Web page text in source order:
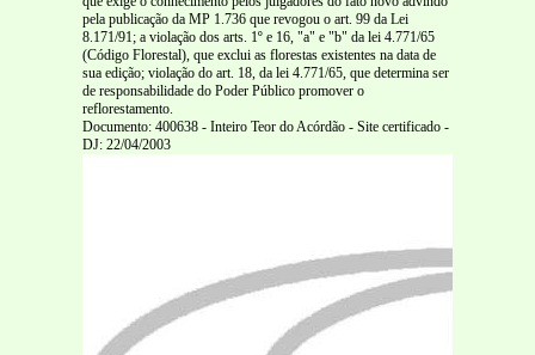
pela publicação da MP 1.736 que revogou o art. 99 da Lei
8.171/91; a violação dos arts. 1º e 16, "a" e "b" da lei 4.771/65
(Código Florestal), que exclui as florestas existentes na data de
sua edição; violação do art. 18, da lei 4.771/65, que determina ser
de responsabilidade do Poder Público promover o
reflorestamento.
Documento: 400638 - Inteiro Teor do Acórdão - Site certificado -
DJ: 22/04/2003